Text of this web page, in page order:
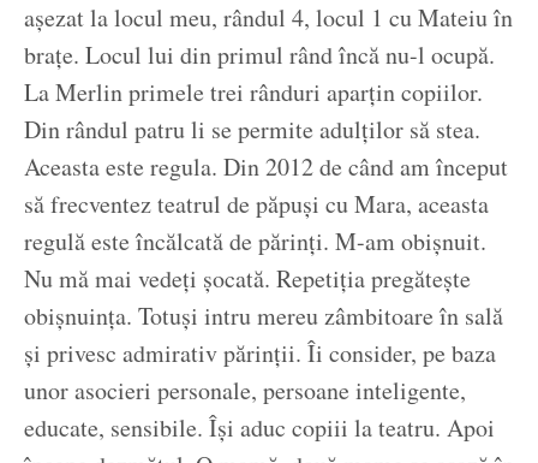
așezat la locul meu, rândul 4, locul 1 cu Mateiu în
brațe. Locul lui din primul rând încă nu-l ocupă.
La Merlin primele trei rânduri aparțin copiilor.
Din rândul patru li se permite adulților să stea.
Aceasta este regula. Din 2012 de când am început
să frecventez teatrul de păpuși cu Mara, aceasta
regulă este încălcată de părinți. M-am obișnuit.
Nu mă mai vedeți șocată. Repetiția pregătește
obișnuința. Totuși intru mereu zâmbitoare în sală
și privesc admirativ părinții. Îi consider, pe baza
unor asocieri personale, persoane inteligente,
educate, sensibile. Își aduc copiii la teatru. Apoi